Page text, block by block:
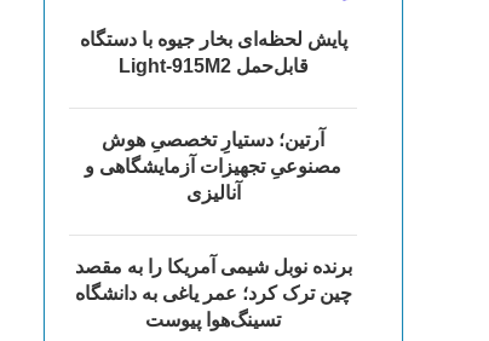
پایش لحظه‌ای بخار جیوه با دستگاه
قابل‌حمل Light‑915M2
آرتین؛ دستیارِ تخصصیِ هوش
مصنوعیِ تجهیزات آزمایشگاهی و
آنالیزی
برنده نوبل شیمی آمریکا را به مقصد
چین ترک کرد؛ عمر یاغی به دانشگاه
تسینگ‌هوا پیوست